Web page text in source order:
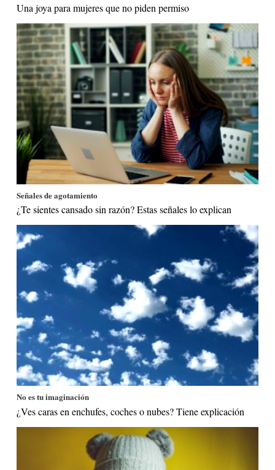
Una joya para mujeres que no piden permiso
Señales de agotamiento
¿Te sientes cansado sin razón? Estas señales lo explican
No es tu imaginación
¿Ves caras en enchufes, coches o nubes? Tiene explicación